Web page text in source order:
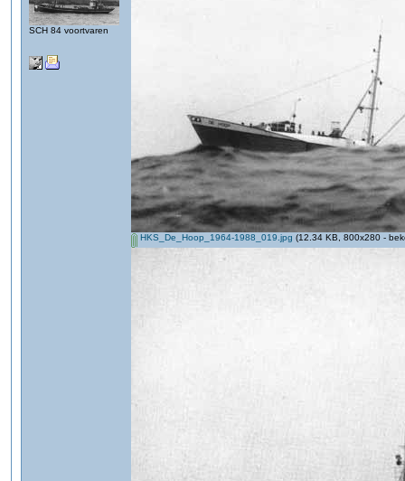
SCH 84 voortvaren
HKS_De_Hoop_1964-1988_019.jpg (12.34 KB, 800x280 -